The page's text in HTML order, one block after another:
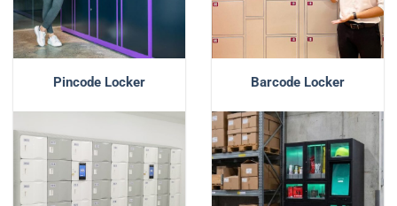
Pincode Locker Barcode Locker